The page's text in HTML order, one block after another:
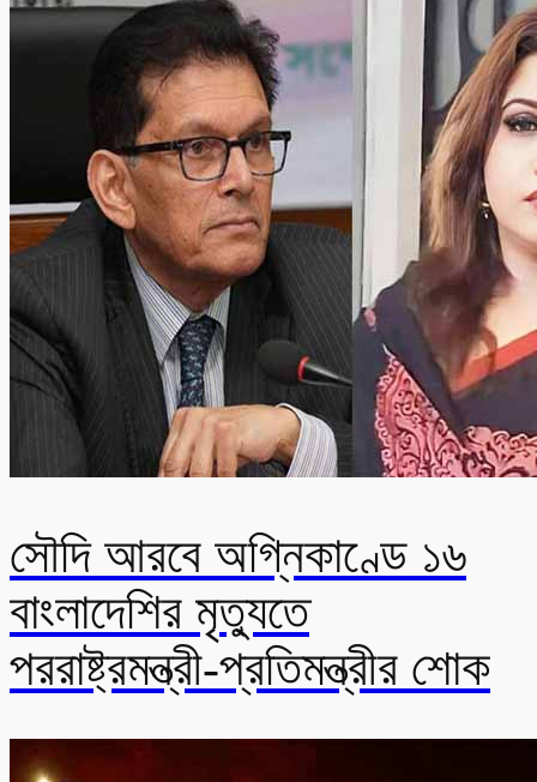
সৌদি আরবে অগ্নিকাণ্ডে ১৬
বাংলাদেশির মৃত্যুতে
পররাষ্ট্রমন্ত্রী-প্রতিমন্ত্রীর শোক